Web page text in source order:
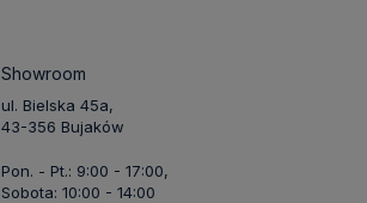
Showroom
ul. Bielska 45a,
43-356 Bujaków
Pon. - Pt.: 9:00 - 17:00,
Sobota: 10:00 - 14:00